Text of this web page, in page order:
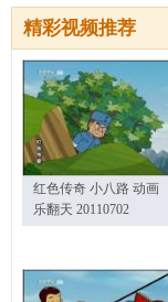
精彩视频推荐
红色传奇 小八路 动画
乐翻天 20110702